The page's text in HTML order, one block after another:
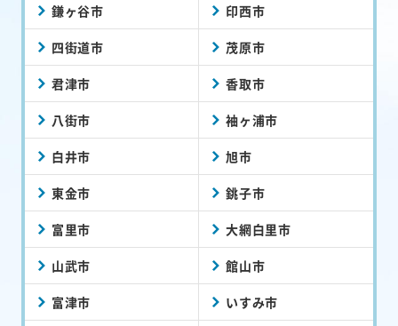
鎌ヶ谷市 印西市
四街道市 茂原市
君津市 香取市
八街市 袖ヶ浦市
白井市 旭市
東金市 銚子市
富里市 大網白里市
山武市 館山市
富津市 いすみ市